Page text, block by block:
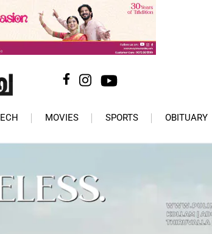
MOVIES SPORTS OBITUARY